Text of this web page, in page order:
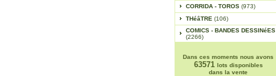
CORRIDA - TOROS (973)
THéâTRE (106)
COMICS - BANDES DESSINéES
(2266)
Dans ces moments nous avons
63571 lots disponibles
dans la vente